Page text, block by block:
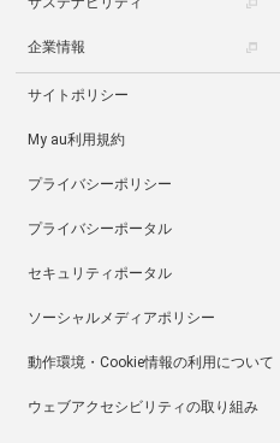
企業情報
サイトポリシー
My au利用規約
プライバシーポリシー
プライバシーポータル
セキュリティポータル
ソーシャルメディアポリシー
動作環境・Cookie情報の利用について
ウェブアクセシビリティの取り組み